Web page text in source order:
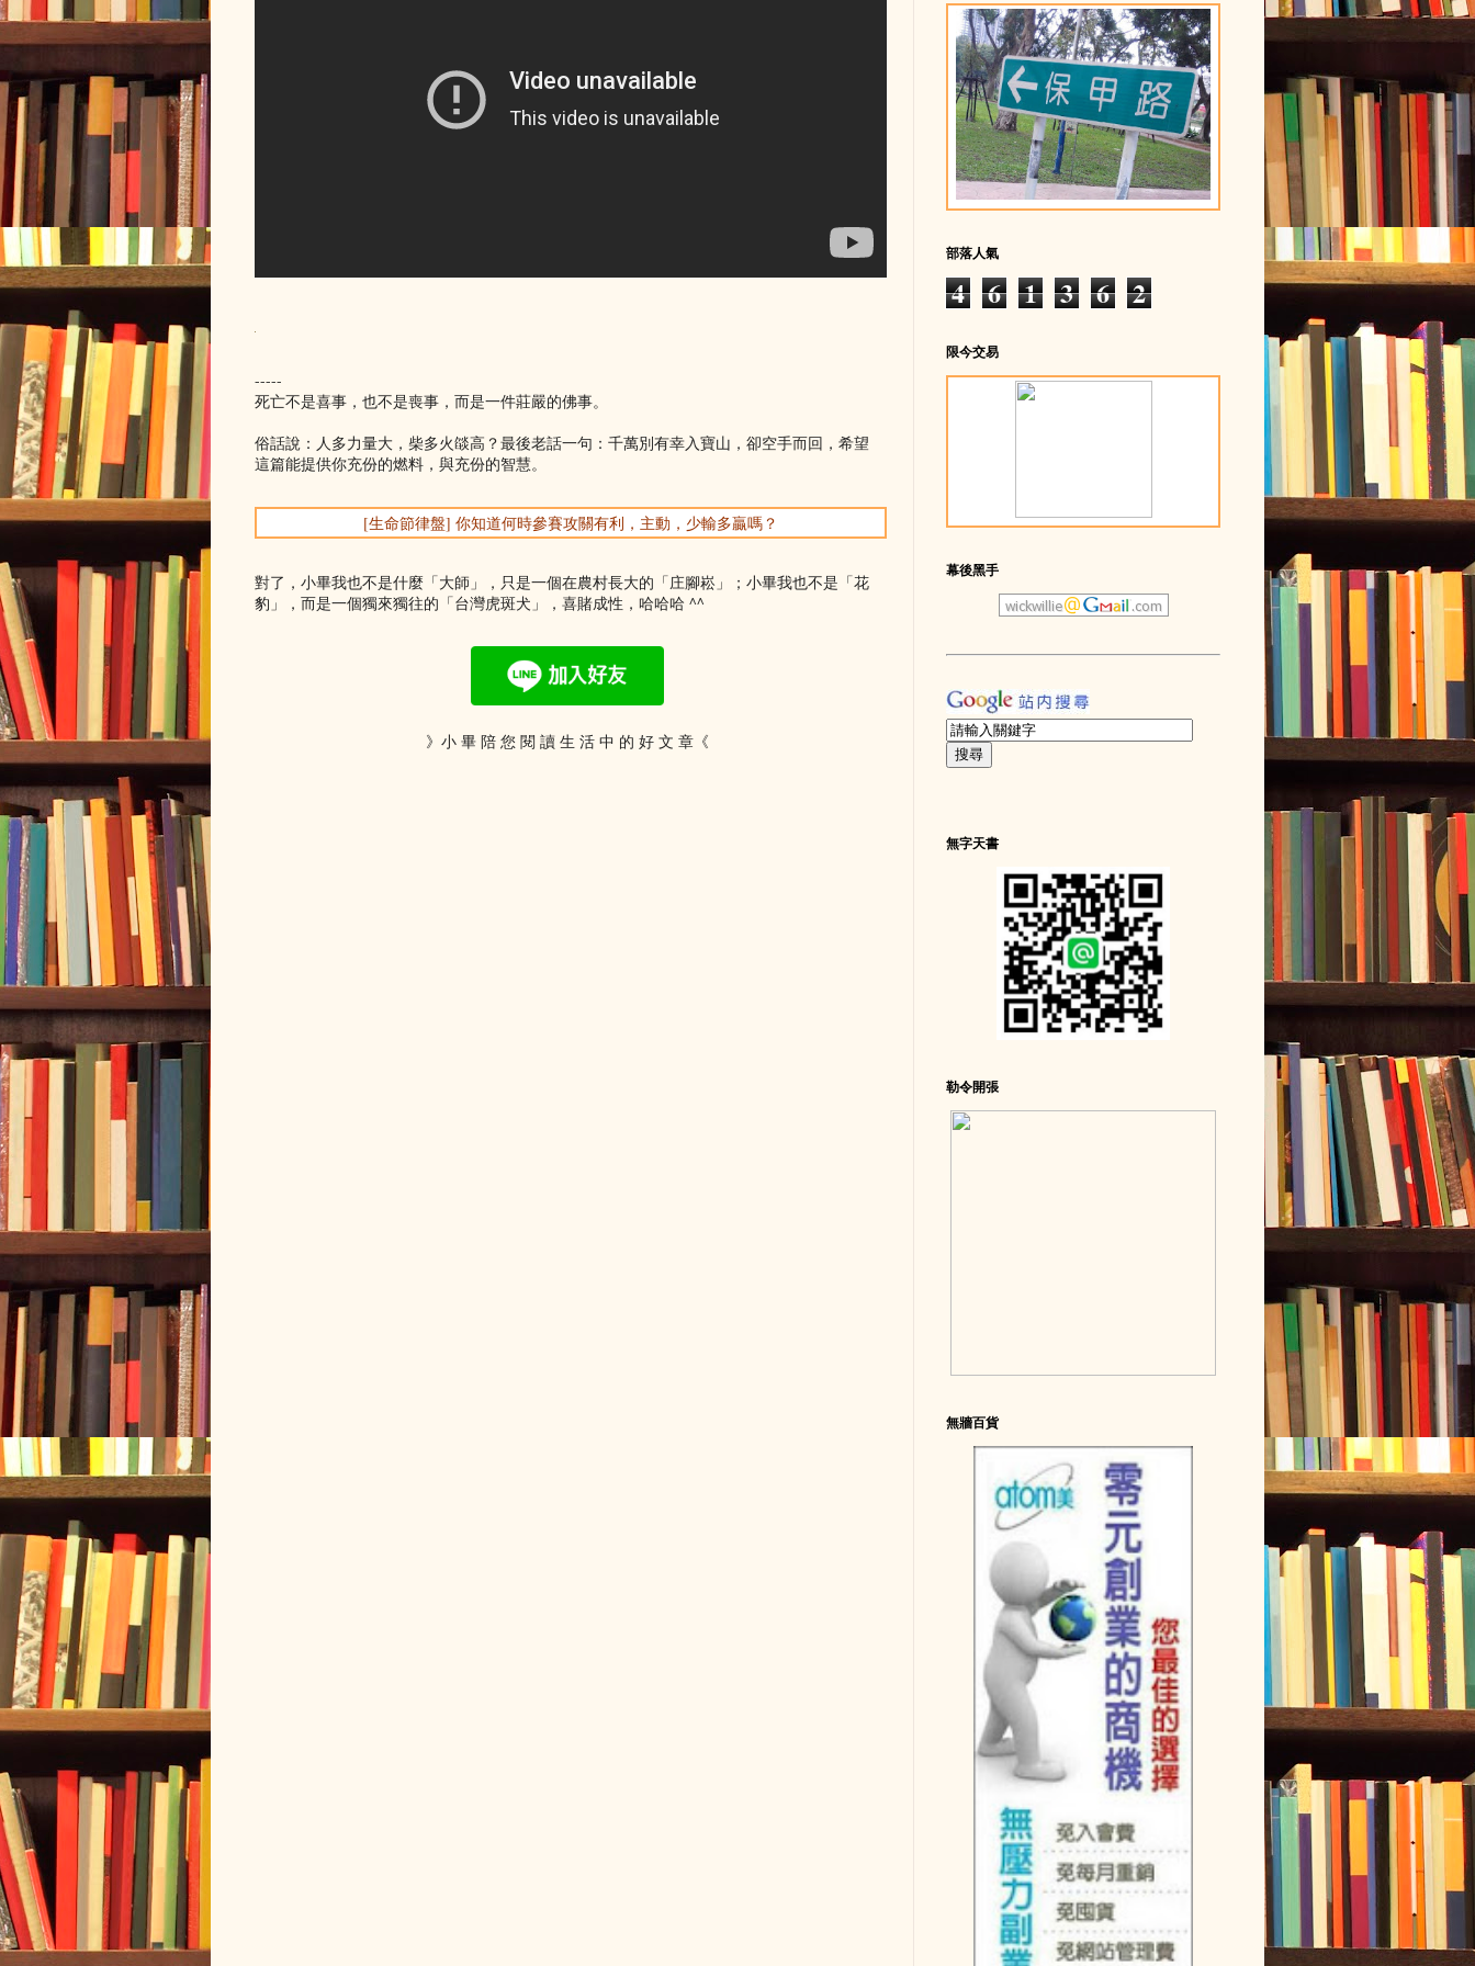
-----
死亡不是喜事，也不是喪事，而是一件莊嚴的佛事。
俗話說：人多力量大，柴多火燄高？最後老話一句：千萬別有幸入寶山，卻空手而回，希望
這篇能提供你充份的燃料，與充份的智慧。
[生命節律盤] 你知道何時參賽攻關有利，主動，少輸多贏嗎？
對了，小畢我也不是什麼「大師」，只是一個在農村長大的「庄腳崧」；小畢我也不是「花
豹」，而是一個獨來獨往的「台灣虎斑犬」，喜賭成性，哈哈哈 ^^
》小 畢 陪 您 閱 讀 生 活 中 的 好 文 章《
部落人氣
4 6 1 3 6 2
限今交易
幕後黑手
無字天書
勒令開張
無牆百貨